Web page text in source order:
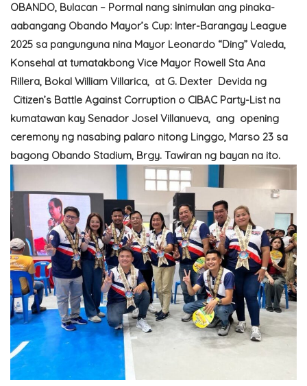
OBANDO, Bulacan – Pormal nang sinimulan ang pinaka-
aabangang Obando Mayor’s Cup: Inter-Barangay League
2025 sa pangunguna nina Mayor Leonardo “Ding” Valeda,
Konsehal at tumatakbong Vice Mayor Rowell Sta Ana
Rillera, Bokal William Villarica, at G. Dexter Devida ng
Citizen’s Battle Against Corruption o CIBAC Party-List na
kumatawan kay Senador Josel Villanueva, ang opening
ceremony ng nasabing palaro nitong Linggo, Marso 23 sa
bagong Obando Stadium, Brgy. Tawiran ng bayan na ito.